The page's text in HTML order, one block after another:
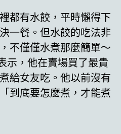
都有水餃，平時懶得下
一餐。但水餃的吃法非
不僅僅水煮那麼簡單～
示，他在賣場買了最貴
給女友吃。他以前沒有
到底要怎麼煮，才能煮